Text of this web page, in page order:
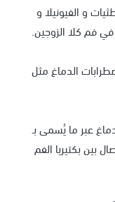
و الفيونيلا و
في فم كلا الزوجين.
الدماغ مثل
عبر ما يُسمى بـ
بين بكتيريا الفم